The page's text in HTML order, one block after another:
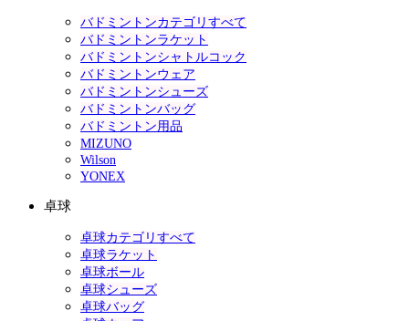
バドミントンカテゴリすべて
バドミントンラケット
バドミントンシャトルコック
バドミントンウェア
バドミントンシューズ
バドミントンバッグ
バドミントン用品
MIZUNO
Wilson
YONEX
卓球
卓球カテゴリすべて
卓球ラケット
卓球ボール
卓球シューズ
卓球バッグ